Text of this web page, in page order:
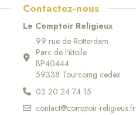
Contactez-nous
Le Comptoir Religieux
99 rue de Rotterdam
Parc de l'étoile
BP40444
59338 Tourcoing cedex
03 20 24 74 15
contact@comptoir-religieux.fr